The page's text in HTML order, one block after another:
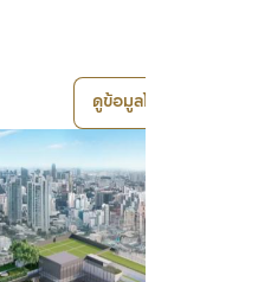
ดูข้อมูลโครงการ